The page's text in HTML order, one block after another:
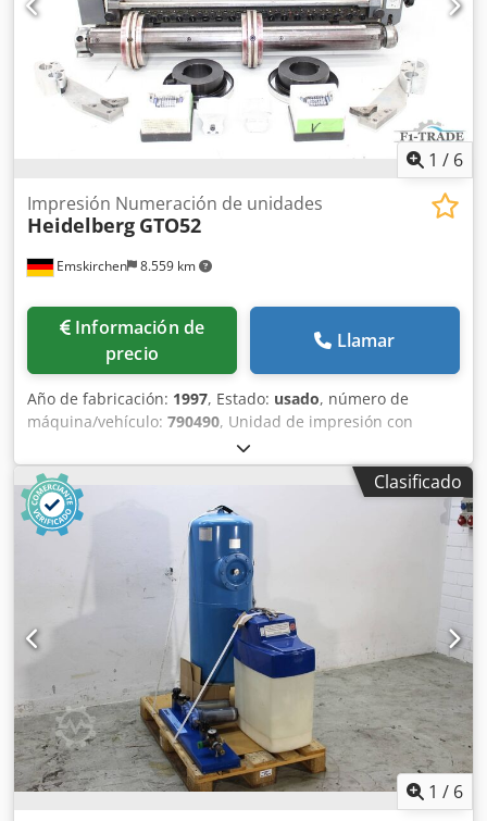
1 / 6
Emskirchen 8.559 km
Impresión Numeración de unidades
Heidelberg GTO52
Información de
precio
Llamar
Año de fabricación: 1997, Estado: usado, número de
máquina/vehículo: 790490, Unidad de impresión con
dispositivo de numeración / Imprinting Unidad de
Numeración Heidelberg GTO52Año 1997 - SN. 790490
Eindruckwerk / Imprinting Unit Nummerierwelle mit 2
Sitzringen / Eje numerador con 2 anillos de montaje 2
Nummerierwerke / 2 Cajas de numeración 1 Schaltkurve
links und rechts / 1 leva izquierda y derecha Online-Video-
Inspección por Skype-Video Estaremos encantados de
recibir su visita - más máquinas en Stock Disponible de
inmediato - Puede ser inspeccionado En Stock Emskirchen
/ Nuremberg - Se puede probar Dedpfxorttuds Af Hekr
Clasificado
1 / 6